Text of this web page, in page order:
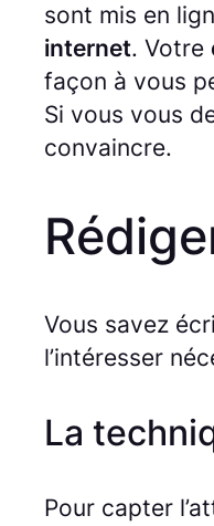
sont mis en
internet. Votre
façon à vous
Si vous vous
convaincre.
Vous savez
l’intéresser
La
Pour capter